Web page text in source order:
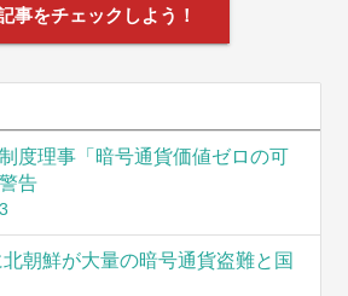
事をチェックしよう！
度理事「暗号通貨価値ゼロの可
告
朝鮮が大量の暗号通貨盗難と国